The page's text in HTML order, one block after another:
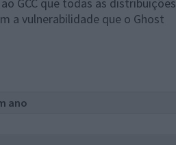
a vulnerabilidade que o Ghost
ano